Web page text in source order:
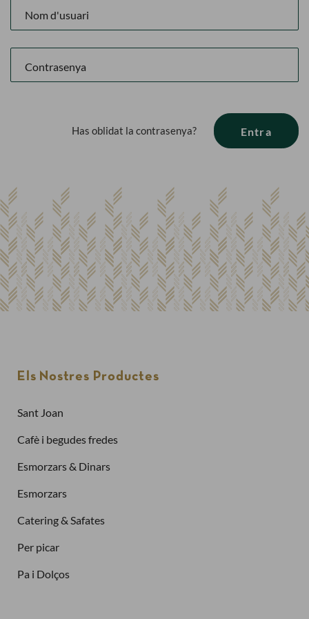
Entra
Has oblidat la contrasenya?
Els Nostres Productes
Sant Joan
Cafè i begudes fredes
Esmorzars & Dinars
Esmorzars
Catering & Safates
Per picar
Pa i Dolços
Finalitzar la compra com a